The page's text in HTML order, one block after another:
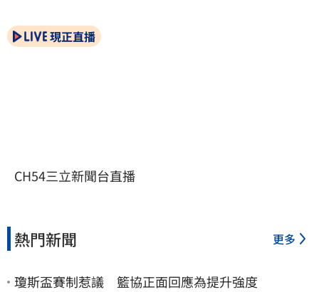
現正直播
CH54三立新聞台直播
熱門新聞 更多
瓊斯盃賽制惹議 籃協正面回應為提升強度